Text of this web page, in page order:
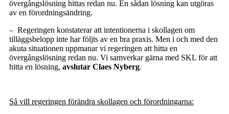
övergångslösning hittas redan nu. En sådan lösning kan utgöras
av en förordningsändring.
– Regeringen konstaterar att intentionerna i skollagen om
tilläggsbelopp inte har följts av en bra praxis. Men i och med den
akuta situationen uppmanar vi regeringen att hitta en
övergångslösning redan nu. Vi samverkar gärna med SKL för att
hitta en lösning, avslutar Claes Nyberg.
Så vill regeringen förändra skollagen och förordningarna: